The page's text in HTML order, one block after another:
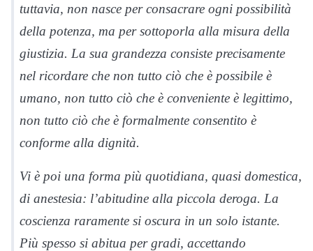
tuttavia, non nasce per consacrare ogni possibilità
della potenza, ma per sottoporla alla misura della
giustizia. La sua grandezza consiste precisamente
nel ricordare che non tutto ciò che è possibile è
umano, non tutto ciò che è conveniente è legittimo,
non tutto ciò che è formalmente consentito è
conforme alla dignità.
Vi è poi una forma più quotidiana, quasi domestica,
di anestesia: l’abitudine alla piccola deroga. La
coscienza raramente si oscura in un solo istante.
Più spesso si abitua per gradi, accettando